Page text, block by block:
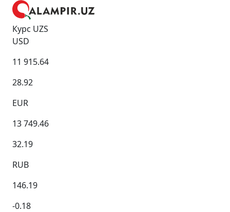
Курс UZS
USD
11 915.64
28.92
EUR
13 749.46
32.19
RUB
146.19
-0.18